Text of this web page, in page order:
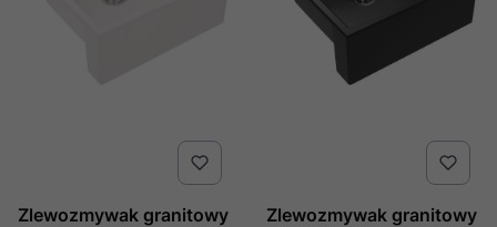
Zlewozmywak granitowy
Zlewozmywak granitowy